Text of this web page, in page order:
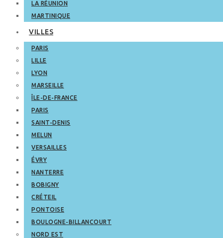
LA RÉUNION
MARTINIQUE
VILLES
PARIS
LILLE
LYON
MARSEILLE
ÎLE-DE-FRANCE
PARIS
SAINT-DENIS
MELUN
VERSAILLES
ÉVRY
NANTERRE
BOBIGNY
CRÉTEIL
PONTOISE
BOULOGNE-BILLANCOURT
NORD EST